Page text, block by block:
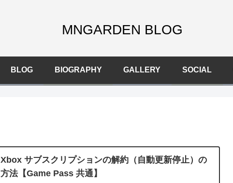
MNGARDEN BLOG
BLOG BIOGRAPHY GALLERY SOCIAL
Xbox サブスクリプションの解約（自動更新停止）の
方法【Game Pass 共通】